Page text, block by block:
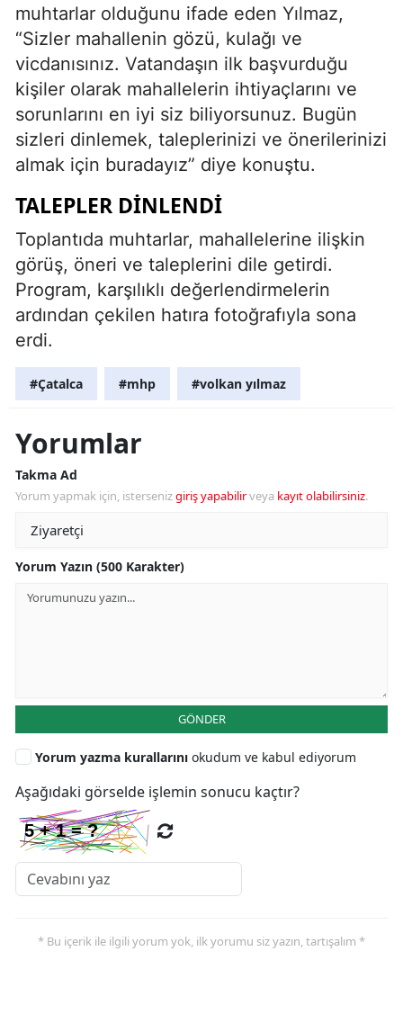
muhtarlar olduğunu ifade eden Yılmaz,
“Sizler mahallenin gözü, kulağı ve
vicdanısınız. Vatandaşın ilk başvurduğu
kişiler olarak mahallelerin ihtiyaçlarını ve
sorunlarını en iyi siz biliyorsunuz. Bugün
sizleri dinlemek, taleplerinizi ve önerilerinizi
almak için buradayız” diye konuştu.
TALEPLER DINLENDI
Toplantıda muhtarlar, mahallelerine ilişkin
görüş, öneri ve taleplerini dile getirdi.
Program, karşılıklı değerlendirmelerin
ardından çekilen hatıra fotoğrafıyla sona
erdi.
#Çatalca #mhp #volkan yılmaz
Yorumlar
Takma Ad
Yorum yapmak için, istersenizgiriş yapabilirveya kayıt olabilirsiniz.
Yorum Yazın (500 Karakter)
GÖNDER
Yorum yazma kurallarını okudum ve kabul ediyorum
Aşağıdaki görselde işlemin sonucu kaçtır?
* Bu içerik ile ilgili yorum yok, ilk yorumu siz yazın, tartışalım *